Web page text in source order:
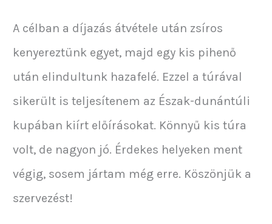
A célban a díjazás átvétele után zsíros
kenyereztünk egyet, majd egy kis pihenő
után elindultunk hazafelé. Ezzel a túrával
sikerült is teljesítenem az Észak-dunántúli
kupában kiírt előírásokat. Könnyű kis túra
volt, de nagyon jó. Érdekes helyeken ment
végig, sosem jártam még erre. Köszönjük a
szervezést!